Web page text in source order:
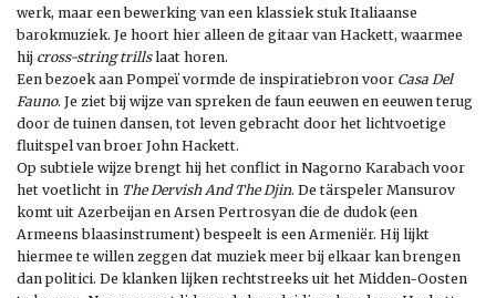
werk, maar een bewerking van een klassiek stuk Italiaanse
barokmuziek. Je hoort hier alleen de gitaar van Hackett, waarmee
hij cross-string trillslaat horen.
Een bezoek aan Pompeï vormde de inspiratiebron voor Casa Del
Fauno. Je ziet bij wijze van spreken de faun eeuwen en eeuwen terug
door de tuinen dansen, tot leven gebracht door het lichtvoetige
fluitspel van broer John Hackett.
Op subtiele wijze brengt hij het conflict in Nagorno Karabach voor
het voetlicht in The Dervish And The Djin. De tärspeler Mansurov
komt uit Azerbeijan en Arsen Pertrosyan die de dudok (een
Armeens blaasinstrument) bespeelt is een Armeniër. Hij lijkt
hiermee te willen zeggen dat muziek meer bij elkaar kan brengen
dan politici. De klanken lijken rechtstreeks uit het Midden-Oosten